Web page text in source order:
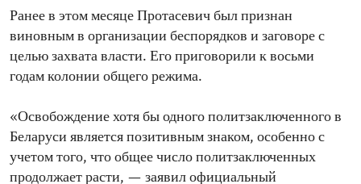
Ранее в этом месяце Протасевич был признан
виновным в организации беспорядков и заговоре с
целью захвата власти. Его приговорили к восьми
годам колонии общего режима.
«Освобождение хотя бы одного политзаключенного в
Беларуси является позитивным знаком, особенно с
учетом того, что общее число политзаключенных
продолжает расти, — заявил официальный